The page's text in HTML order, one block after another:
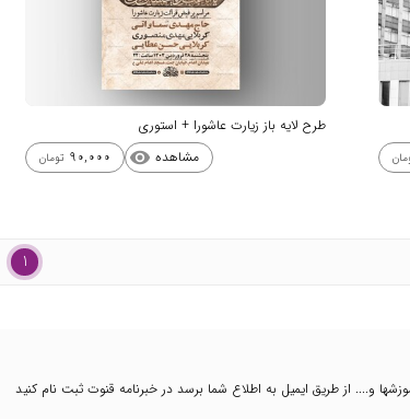
طرح لایه باز زیارت عاشورا + استوری
مشاهده visibility
90,000 تومان
1
و.... از طریق ایمیل به اطلاع شما برسد در خبرنامه قنوت ثبت نام کنید